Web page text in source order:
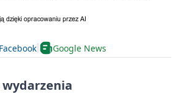
Facebook Google News